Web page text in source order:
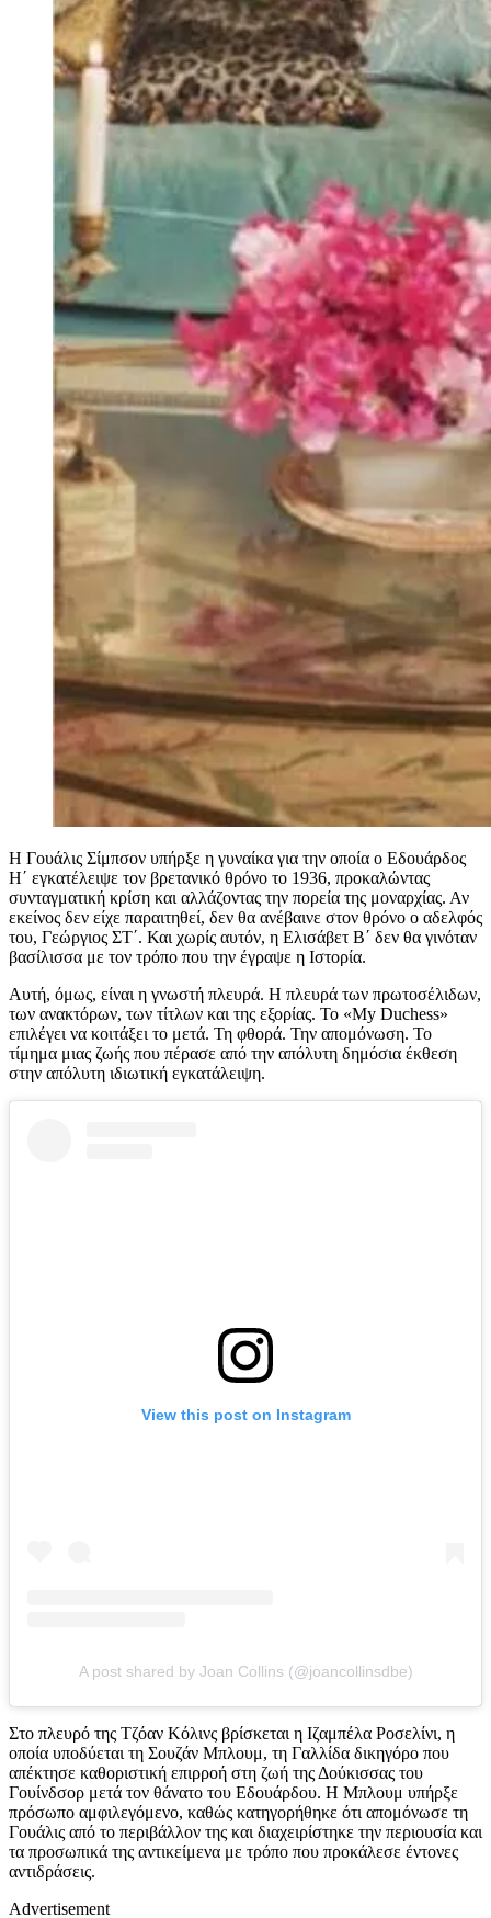
Η Γουάλις Σίμπσον υπήρξε η γυναίκα για την οποία ο Εδουάρδος
Η΄ εγκατέλειψε τον βρετανικό θρόνο το 1936, προκαλώντας
συνταγματική κρίση και αλλάζοντας την πορεία της μοναρχίας. Αν
εκείνος δεν είχε παραιτηθεί, δεν θα ανέβαινε στον θρόνο ο αδελφός
του, Γεώργιος ΣΤ΄. Και χωρίς αυτόν, η Ελισάβετ Β΄ δεν θα γινόταν
βασίλισσα με τον τρόπο που την έγραψε η Ιστορία.
Αυτή, όμως, είναι η γνωστή πλευρά. Η πλευρά των πρωτοσέλιδων,
των ανακτόρων, των τίτλων και της εξορίας. Το «My Duchess»
επιλέγει να κοιτάξει το μετά. Τη φθορά. Την απομόνωση. Το
τίμημα μιας ζωής που πέρασε από την απόλυτη δημόσια έκθεση
στην απόλυτη ιδιωτική εγκατάλειψη.
View this post on Instagram
A post shared by Joan Collins (@joancollinsdbe)
Στο πλευρό της Τζόαν Κόλινς βρίσκεται η Ιζαμπέλα Ροσελίνι, η
οποία υποδύεται τη Σουζάν Μπλουμ, τη Γαλλίδα δικηγόρο που
απέκτησε καθοριστική επιρροή στη ζωή της Δούκισσας του
Γουίνδσορ μετά τον θάνατο του Εδουάρδου. Η Μπλουμ υπήρξε
πρόσωπο αμφιλεγόμενο, καθώς κατηγορήθηκε ότι απομόνωσε τη
Γουάλις από το περιβάλλον της και διαχειρίστηκε την περιουσία και
τα προσωπικά της αντικείμενα με τρόπο που προκάλεσε έντονες
αντιδράσεις.
Advertisement